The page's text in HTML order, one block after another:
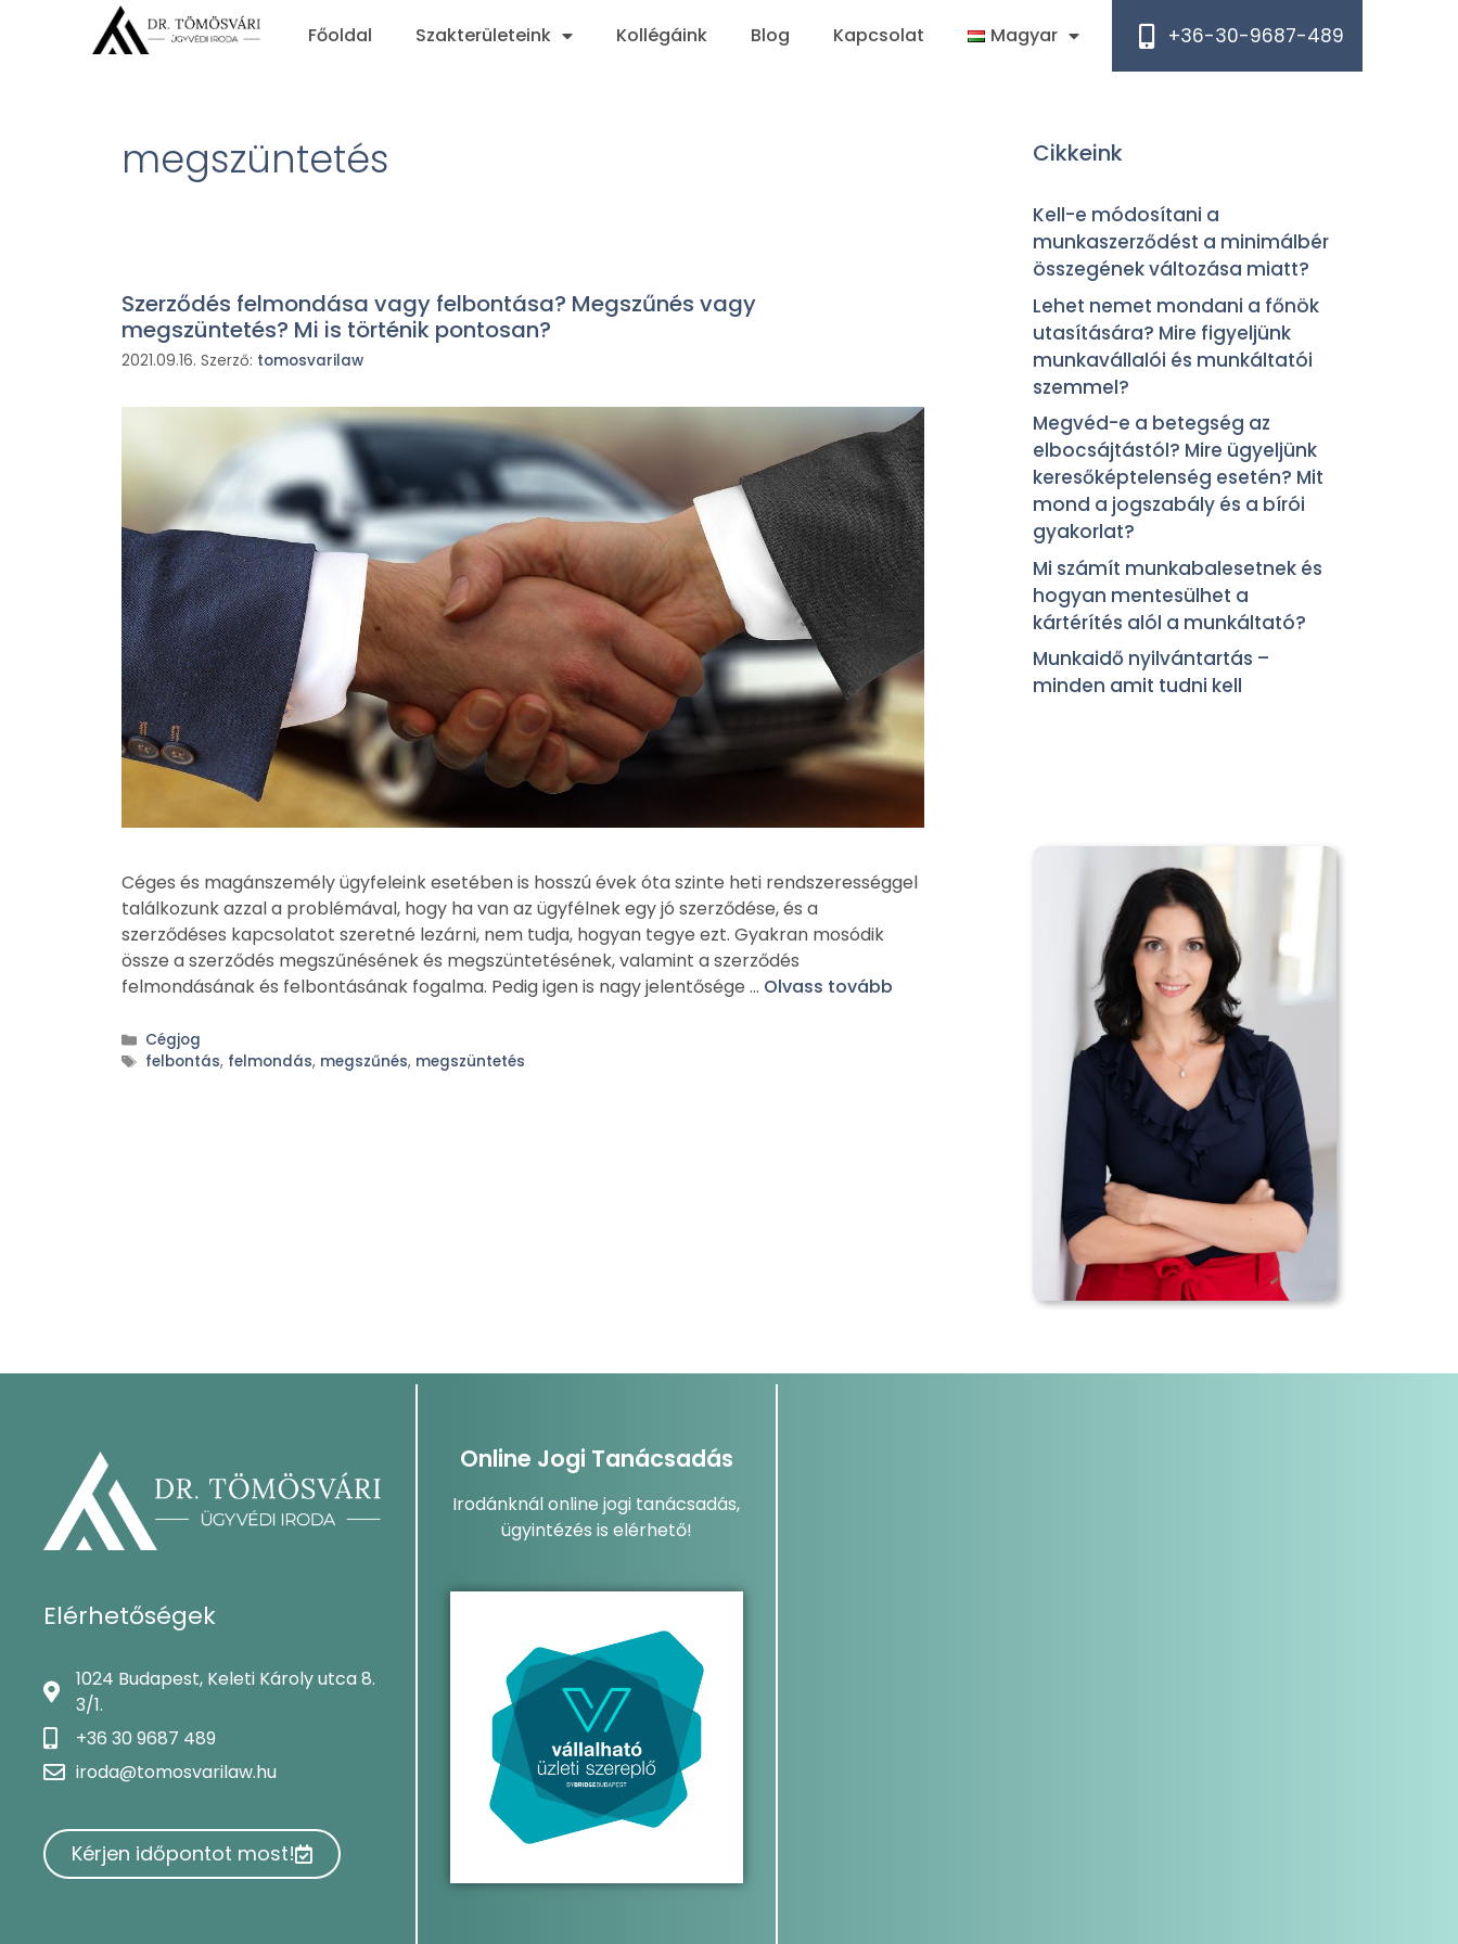
Főoldal Szakterületeink Kollégáink Blog Kapcsolat Magyar +36-30-9687-489
megszüntetés
Szerződés felmondása vagy felbontása? Megszűnés vagy
megszüntetés? Mi is történik pontosan?
2021.09.16. Szerző: tomosvarilaw
Céges és magánszemély ügyfeleink esetében is hosszú évek óta szinte heti rendszerességgel
találkozunk azzal a problémával, hogy ha van az ügyfélnek egy jó szerződése, és a
szerződéses kapcsolatot szeretné lezárni, nem tudja, hogyan tegye ezt. Gyakran mosódik
össze a szerződés megszűnésének és megszüntetésének, valamint a szerződés
felmondásának és felbontásának fogalma. Pedig igen is nagy jelentősége … Olvass tovább
Cégjog
felbontás, felmondás, megszűnés, megszüntetés
Cikkeink
Kell-e módosítani a
munkaszerződést a minimálbér
összegének változása miatt?
Lehet nemet mondani a főnök
utasítására? Mire figyeljünk
munkavállalói és munkáltatói
szemmel?
Megvéd-e a betegség az
elbocsájtástól? Mire ügyeljünk
keresőképtelenség esetén? Mit
mond a jogszabály és a bírói
gyakorlat?
Mi számít munkabalesetnek és
hogyan mentesülhet a
kártérítés alól a munkáltató?
Munkaidő nyilvántartás –
minden amit tudni kell
Elérhetőségek
1024 Budapest, Keleti Károly utca 8.
3/1.
+36 30 9687 489
iroda@tomosvarilaw.hu
Kérjen időpontot most!
Online Jogi Tanácsadás
Irodánknál online jogi tanácsadás,
ügyintézés is elérhető!